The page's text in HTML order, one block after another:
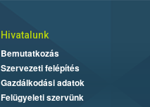
Hivatalunk
Bemutatkozás
Szervezeti felépítés
Gazdálkodási adatok
Felügyeleti szervünk